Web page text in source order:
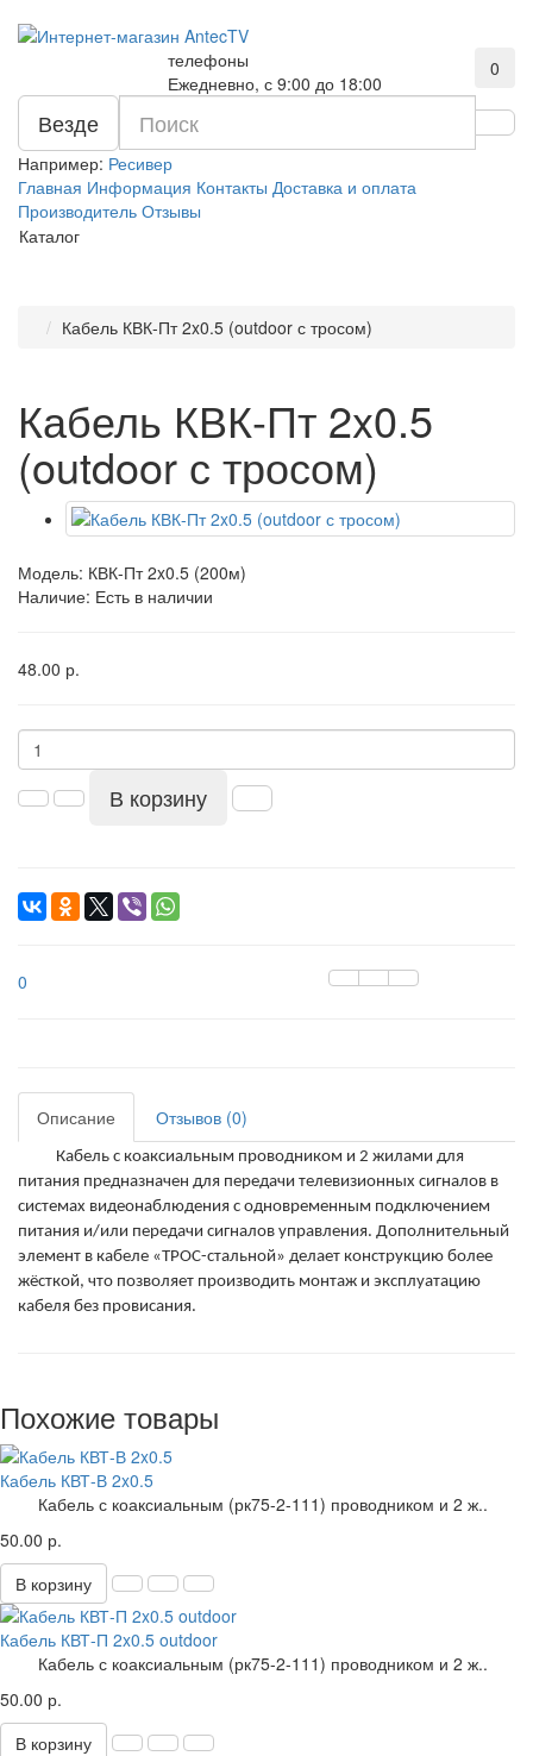
телефоны
Ежедневно, с 9:00 до 18:00
0
Везде
Например: Ресивер
Главная Информация Контакты Доставка и оплата
Производитель Отзывы
Каталог
Кабель КВК-Пт 2x0.5 (outdoor с тросом)
Кабель КВК-Пт 2x0.5
(outdoor с тросом)
Модель: КВК-Пт 2x0.5 (200м)
Наличие: Есть в наличии
48.00 р.
В корзину
0
Описание Отзывов (0)
Кабель с коаксиальным проводником и 2 жилами для
питания предназначен для передачи телевизионных сигналов в
системах видеонаблюдения с одновременным подключением
питания и/или передачи сигналов управления. Дополнительный
элемент в кабеле «ТРОС-стальной» делает конструкцию более
жёсткой, что позволяет производить монтаж и эксплуатацию
кабеля без провисания.
Похожие товары
Кабель КВТ-В 2x0.5
Кабель с коаксиальным (рк75-2-111) проводником и 2 ж..
50.00 р.
В корзину
Кабель КВТ-П 2x0.5 outdoor
Кабель с коаксиальным (рк75-2-111) проводником и 2 ж..
50.00 р.
В корзину